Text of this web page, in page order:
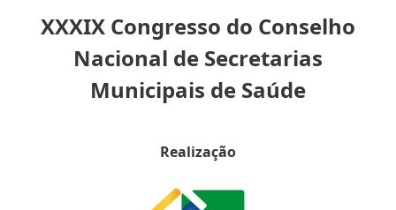
XXXIX Congresso do Conselho
Nacional de Secretarias
Municipais de Saúde
Realização